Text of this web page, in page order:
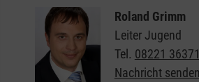
Roland Grimm
Leiter Jugend
Tel. 08221
Nachricht senden